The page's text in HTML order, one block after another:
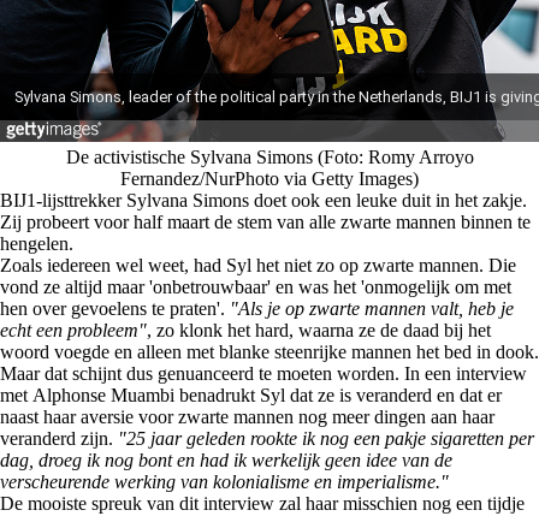
De activistische Sylvana Simons (Foto: Romy Arroyo
Fernandez/NurPhoto via Getty Images)
BIJ1-lijsttrekker Sylvana Simons doet ook een leuke duit in het zakje.
Zij probeert voor half maart de stem van alle zwarte mannen binnen te
hengelen.
Zoals iedereen wel weet, had Syl het niet zo op zwarte mannen. Die
vond ze altijd maar 'onbetrouwbaar' en was het 'onmogelijk om met
hen over gevoelens te praten'. "Als je op zwarte mannen valt, heb je
echt een probleem", zo klonk het hard, waarna ze de daad bij het
woord voegde en alleen met blanke steenrijke mannen het bed in dook.
Maar dat schijnt dus genuanceerd te moeten worden. In een interview
met Alphonse Muambi benadrukt Syl dat ze is veranderd en dat er
naast haar aversie voor zwarte mannen nog meer dingen aan haar
veranderd zijn. "25 jaar geleden rookte ik nog een pakje sigaretten per
dag, droeg ik nog bont en had ik werkelijk geen idee van de
verscheurende werking van kolonialisme en imperialisme."
De mooiste spreuk van dit interview zal haar misschien nog een tijdje